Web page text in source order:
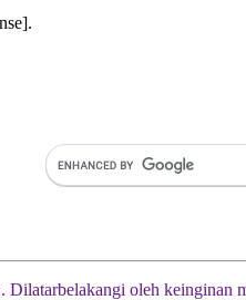
oleh keinginan